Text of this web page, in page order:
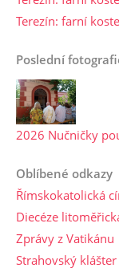
Terezín: farní
Poslední
2026 Nučničky
Oblíbené odkazy
Římskokatolická
Diecéze
Zprávy z Vatikánu
Strahovský klášter